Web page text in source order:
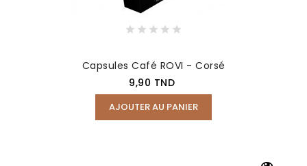
Capsules Café ROVI - Corsé
Prix
9,90 TND
AJOUTER AU PANIER